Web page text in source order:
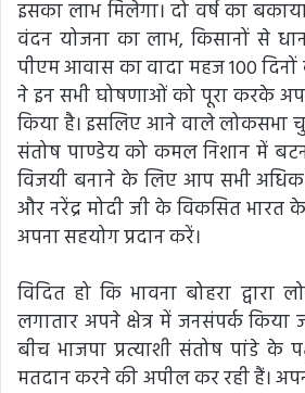
इसका लाभ मिलेगा। दो वर्ष का
वंदन योजना का लाभ, किसानों से
पीएम आवास का वादा महज 100 दिनों
ने इन सभी घोषणाओं को पूरा करके
किया है। इसलिए आने वाले लोकसभा
संतोष पाण्डेय को कमल निशान में
विजयी बनाने के लिए आप सभी
और नरेंद्र मोदी जी के विकसित भारत
अपना सहयोग प्रदान करें।
विदित हो कि भावना बोहरा
लगातार अपने क्षेत्र में जनसंपर्क
बीच भाजपा प्रत्याशी संतोष पांडे
मतदान करने की अपील कर रही हैं।